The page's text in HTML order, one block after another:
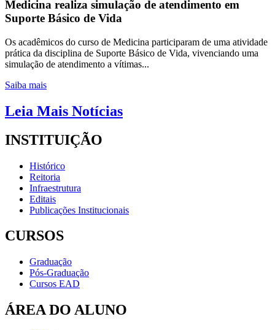
Medicina realiza simulação de atendimento em
Suporte Básico de Vida
Os acadêmicos do curso de Medicina participaram de uma atividade
prática da disciplina de Suporte Básico de Vida, vivenciando uma
simulação de atendimento a vítimas...
Saiba mais
Leia Mais Notícias
INSTITUIÇÃO
Histórico
Reitoria
Infraestrutura
Editais
Publicações Institucionais
CURSOS
Graduação
Pós-Graduação
Cursos EAD
ÁREA DO ALUNO